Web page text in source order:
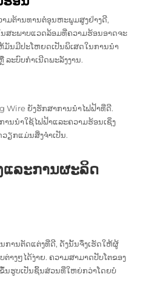
ມຕ້ານທານຕໍ່ອຸນຫະພູມສູງຢ່າງດີ,
ສະພາບແວດລ້ອມທີ່ຄວາມຮ້ອນອາດຈະ
ມັນມີປະໂຫຍດເປັນພິເສດໃນການນໍາ
ລະບົບກໍາເນີດພະລັງງານ.
Wire ຍັງຮັກສາການນຳໄຟຟ້າທີ່ດີ.
ນນຳໃຊ້ໄຟຟ້າແລະຄວາມຮ້ອນເຊິ່ງ
ຽກແມ່ນສິ່ງຈຳເປັນ.
ແລະການຜະລິດ
ການຕັດແຕ່ງທີ່ດີ, ດັ່ງນັ້ນຈຶ່ງເຮັດໃຫ້ຜູ້
າງໆໄດ້ງ່າຍ. ຄວາມສາມາດປັບໂຕຂອງ
ຮູບເປັນຊິ້ນສ່ວນທີ່ໃຫຍ່ກວ່າໂດຍບໍ່